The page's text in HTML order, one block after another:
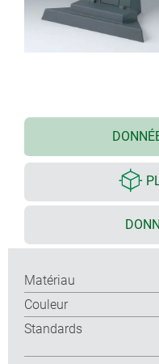
Matériau
Couleur
Standards